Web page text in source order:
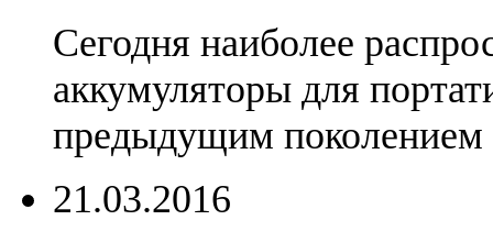
Сегодня наиболее
аккумуляторы для
предыдущим поколением
21.03.2016